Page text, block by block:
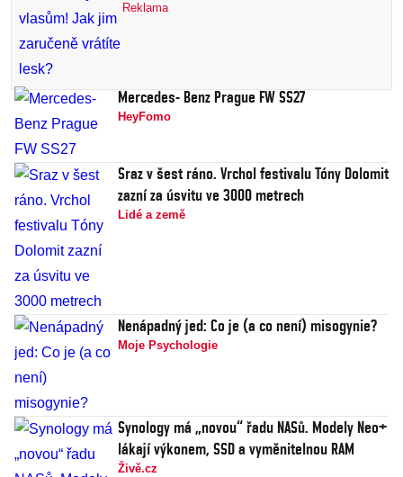
Reklama
Mercedes- Benz Prague FW SS27
HeyFomo
Sraz v šest ráno. Vrchol festivalu Tóny Dolomit
zazní za úsvitu ve 3000 metrech
Lidé a země
Nenápadný jed: Co je (a co není) misogynie?
Moje Psychologie
Synology má „novou“ řadu NASů. Modely Neo+
lákají výkonem, SSD a vyměnitelnou RAM
Živě.cz